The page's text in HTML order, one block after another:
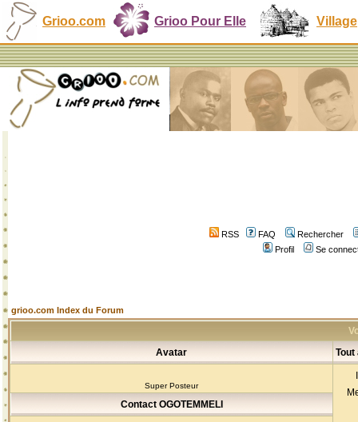
Grioo.com Grioo Pour Elle Village
RSS FAQ
Rechercher
Profil
Se
grioo.com Index du Forum
Avatar
Tout
Super Posteur
Contact OGOTEMMELI